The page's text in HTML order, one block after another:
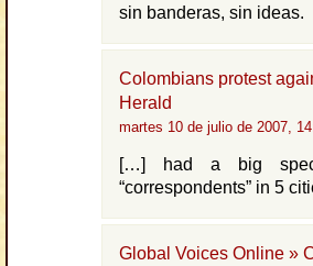
sin banderas, sin ideas.
Colombians protest
Herald
martes 10 de julio de 2007,
[…] had a big
“correspondents” in 5
Global Voices Online »